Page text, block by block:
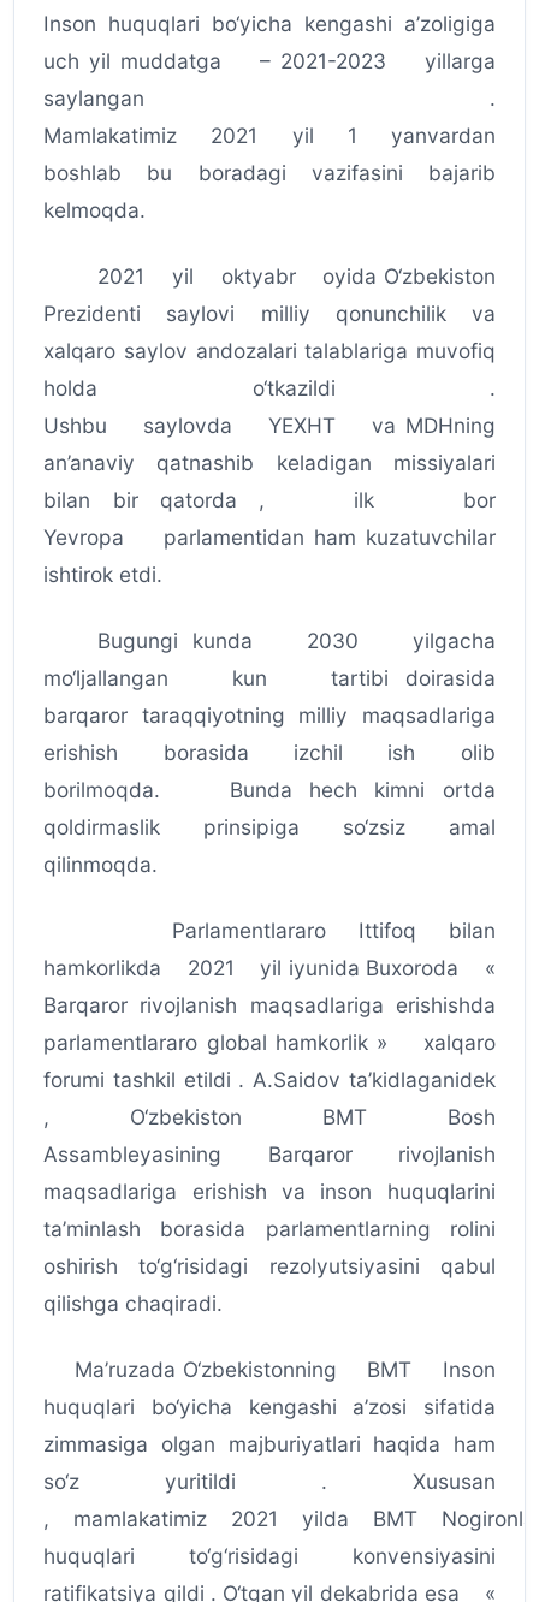
Inson huquqlari bo‘yicha kengashi a’zoligiga
uch yil muddatga – 2021-2023 yillarga
saylangan .
Mamlakatimiz 2021 yil 1 yanvardan
boshlab bu boradagi vazifasini bajarib
kelmoqda.
2021 yil oktyabr oyida O‘zbekiston
Prezidenti saylovi milliy qonunchilik va
xalqaro saylov andozalari talablariga muvofiq
holda o‘tkazildi .
Ushbu saylovda YEXHT va MDHning
an’anaviy qatnashib keladigan missiyalari
bilan bir qatorda , ilk bor
Yevropa parlamentidan ham kuzatuvchilar
ishtirok etdi.
Bugungi kunda 2030 yilgacha
mo‘ljallangan kun tartibi doirasida
barqaror taraqqiyotning milliy maqsadlariga
erishish borasida izchil ish olib
borilmoqda. Bunda hech kimni ortda
qoldirmaslik prinsipiga so‘zsiz amal
qilinmoqda.
Parlamentlararo Ittifoq bilan
hamkorlikda 2021 yil iyunida Buxoroda «
Barqaror rivojlanish maqsadlariga erishishda
parlamentlararo global hamkorlik » xalqaro
forumi tashkil etildi . A.Saidov ta’kidlaganidek
, O‘zbekiston BMT Bosh
Assambleyasining Barqaror rivojlanish
maqsadlariga erishish va inson huquqlarini
ta’minlash borasida parlamentlarning rolini
oshirish to‘g‘risidagi rezolyutsiyasini qabul
qilishga chaqiradi.
Ma’ruzada O‘zbekistonning BMT Inson
huquqlari bo‘yicha kengashi a’zosi sifatida
zimmasiga olgan majburiyatlari haqida ham
so‘z yuritildi . Xususan
, mamlakatimiz 2021 yilda BMT
huquqlari to‘g‘risidagi konvensiyasini
ratifikatsiya qildi . O‘tgan yil dekabrida esa «